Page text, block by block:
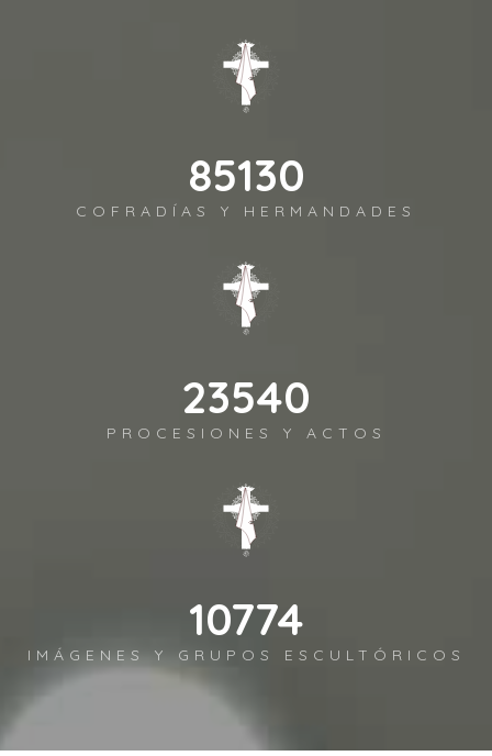
98372
COFRADÍAS Y HERMANDADES
27202
PROCESIONES Y ACTOS
12450
IMÁGENES Y GRUPOS ESCULTÓRICOS